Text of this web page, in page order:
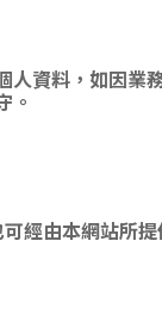
人資料，如因業
。
經由本網站所